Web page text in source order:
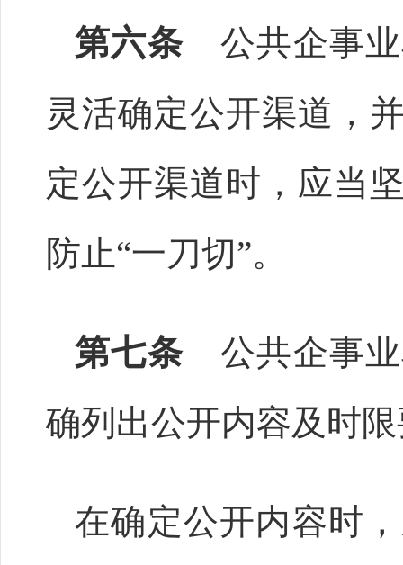
第六条
公共企事
灵活确定公开渠道，
定公开渠道时，应当
防止“一刀切”。
第七条
公共企事
确列出公开内容及时
在确定公开内容时